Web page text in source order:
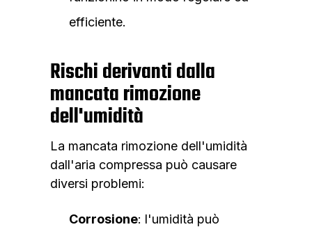
efficiente.
Rischi derivanti dalla
mancata rimozione
dell'umidità
La mancata rimozione dell'umidità
dall'aria compressa può causare
diversi problemi:
Corrosione: l'umidità può